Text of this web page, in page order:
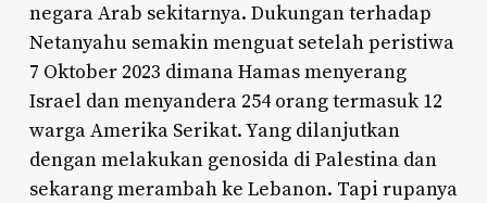
negara Arab sekitarnya. Dukungan terhadap
Netanyahu semakin menguat setelah peristiwa
7 Oktober 2023 dimana Hamas menyerang
Israel dan menyandera 254 orang termasuk 12
warga Amerika Serikat. Yang dilanjutkan
dengan melakukan genosida di Palestina dan
sekarang merambah ke Lebanon. Tapi rupanya